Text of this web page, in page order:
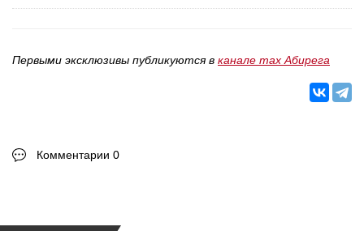
Первыми эксклюзивы публикуются в канале max Абирега
Комментарии 0